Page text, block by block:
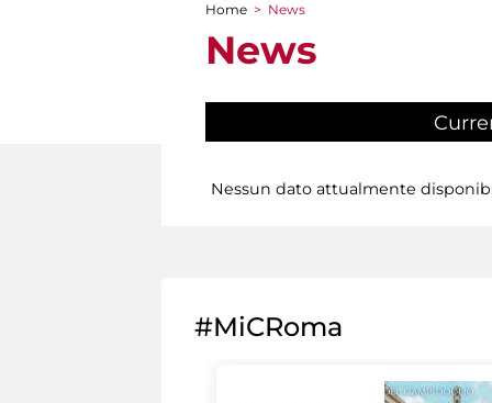
You are here
Home > News
News
Nessun dato attualmente
#MiCRoma